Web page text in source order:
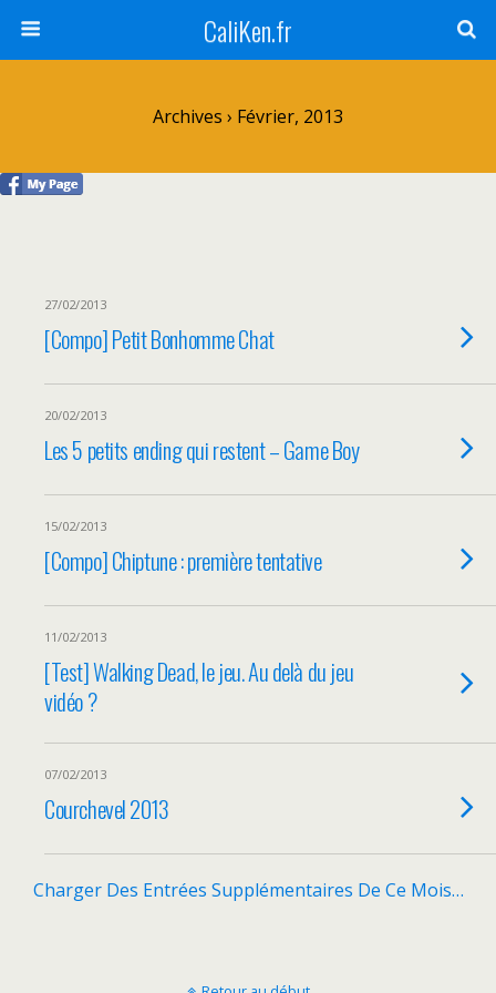
CaliKen.fr
Archives › Février, 2013
27/02/2013
[Compo] Petit Bonhomme Chat
20/02/2013
Les 5 petits ending qui restent – Game Boy
15/02/2013
[Compo] Chiptune : première tentative
11/02/2013
[Test] Walking Dead, le jeu. Au delà du jeu
vidéo ?
07/02/2013
Courchevel 2013
Charger Des Entrées Supplémentaires De Ce Mois…